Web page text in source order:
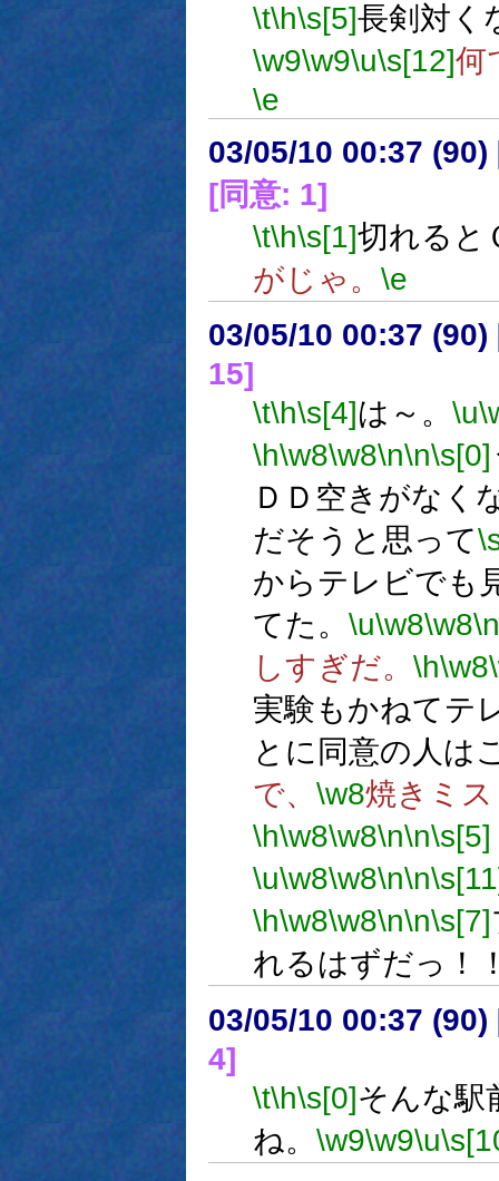
\t\h\s[5]長剣対く
\w9\w9\u\s[12]何
\e
03/05/10 00:37 (90)
[同意: 1]
\t\h\s[1]切れると
がじゃ。 \e
03/05/10 00:37 (90)
15]
\t\h\s[4]は～。 \u
\h\w8\w8\n\n\s[0]
ＤＤ空きがなく
だそうと思って
からテレビでも
てた。 \u\w8\w8\n
しすぎだ。 \h\w8
実験もかねてテ
とに同意の人は
で、 \w8焼きミ
\h\w8\w8\n\n\s[5]
\u\w8\w8\n\n
\h\w8\w8\n\n\s[7]
れるはずだっ！
03/05/10 00:37 (90)
4]
\t\h\s[0]そんな駅
ね。 \w9\w9\u